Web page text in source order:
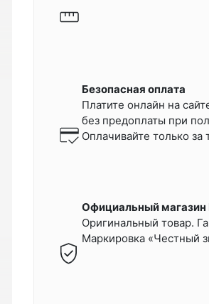
Безопасная оплата
Платите онлайн на
без предоплаты при
Оплачивайте только за
Официальный магазин
Оригинальный товар.
Маркировка «Честный